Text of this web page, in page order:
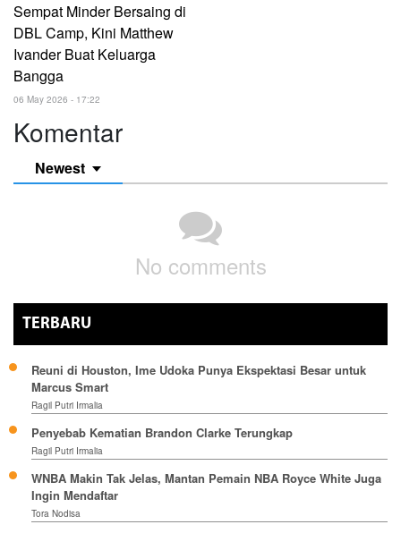
Sempat Minder Bersaing di
DBL Camp, Kini Matthew
Ivander Buat Keluarga
Bangga
06 May 2026 - 17:22
Komentar
Newest
No comments
TERBARU
Reuni di Houston, Ime Udoka Punya Ekspektasi Besar untuk
Marcus Smart
Ragil Putri Irmalia
Penyebab Kematian Brandon Clarke Terungkap
Ragil Putri Irmalia
WNBA Makin Tak Jelas, Mantan Pemain NBA Royce White Juga
Ingin Mendaftar
Tora Nodisa